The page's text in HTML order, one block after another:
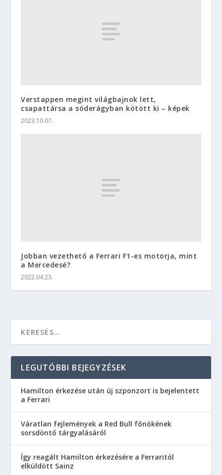
Verstappen megint világbajnok lett,
csapattársa a sóderágyban kötött ki – képek
2023.10.07.
Jobban vezethető a Ferrari F1-es motorja, mint
a Mercedesé?
2022.04.23.
LEGUTÓBBI BEJEGYZÉSEK
Hamilton érkezése után új szponzort is bejelentett
a Ferrari
Váratlan fejlemények a Red Bull főnökének
sorsdöntő tárgyalásáról
Így reagált Hamilton érkezésére a Ferraritól
elküldött Sainz